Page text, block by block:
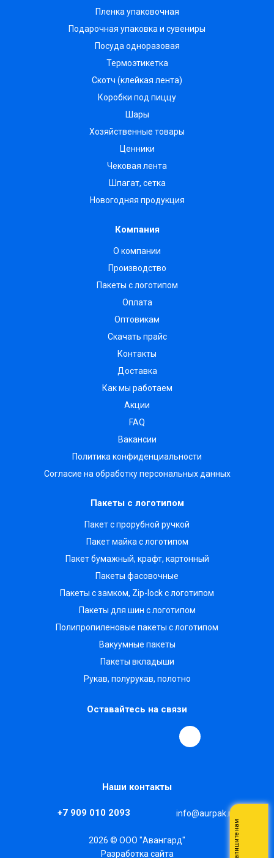
Пленка упаковочная
Подарочная упаковка и сувениры
Посуда одноразовая
Термоэтикетка
Скотч (клейкая лента)
Коробки под пиццу
Шары
Хозяйственные товары
Ценники
Чековая лента
Шпагат, сетка
Новогодняя продукция
Компания
О компании
Производство
Пакеты с логотипом
Оплата
Оптовикам
Скачать прайс
Контакты
Доставка
Как мы работаем
Акции
FAQ
Вакансии
Политика конфиденциальности
Согласие на обработку персональных данных
Пакеты с логотипом
Пакет с прорубной ручкой
Пакет майка с логотипом
Пакет бумажный, крафт, картонный
Пакеты фасовочные
Пакеты с замком, Zip-lock с логотипом
Пакеты для шин с логотипом
Полипропиленовые пакеты с логотипом
Вакуумные пакеты
Пакеты вкладыши
Рукав, полурукав, полотно
Оставайтесь на связи
Наши контакты
+7 909 010 2093 info@aurpak.ru
2026 © ООО "Авангард"
Разработка сайта
Напишите нам